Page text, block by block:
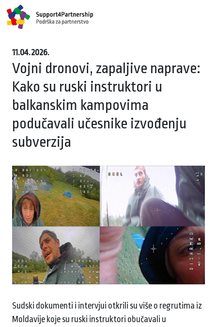
11.04.2026.
Vojni dronovi, zapaljive naprave:
Kako su ruski instruktori u
balkanskim kampovima
podučavali učesnike izvođenju
subverzija
Sudski dokumenti i intervjui otkrili su više o regrutima iz
Moldavije koje su ruski instruktori obučavali u